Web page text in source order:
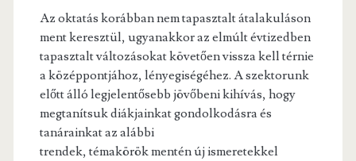
Az oktatás korábban nem tapasztalt átalakuláson
ment keresztül, ugyanakkor az elmúlt évtizedben
tapasztalt változásokat követően vissza kell térnie
a középpontjához, lényegiségéhez. A szektorunk
előtt álló legjelentősebb jövőbeni kihívás, hogy
megtanítsuk diákjainkat gondolkodásra és
tanárainkat az alábbi
trendek, témakörök mentén új ismeretekkel